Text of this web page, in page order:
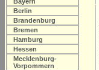
Berlin
Brandenburg
Bremen
Hamburg
Hessen
Mecklenburg-
Vorpommern